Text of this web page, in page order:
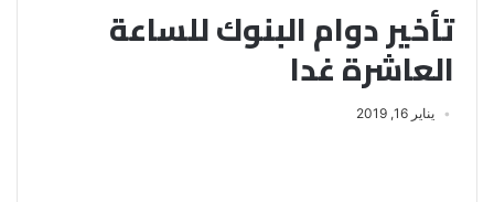
تأخير دوام البنوك للساعة
العاشرة غدا
يناير 16, 2019